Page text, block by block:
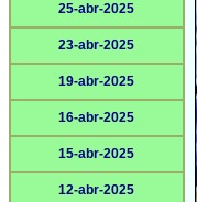
25-abr-2025
23-abr-2025
19-abr-2025
16-abr-2025
15-abr-2025
12-abr-2025